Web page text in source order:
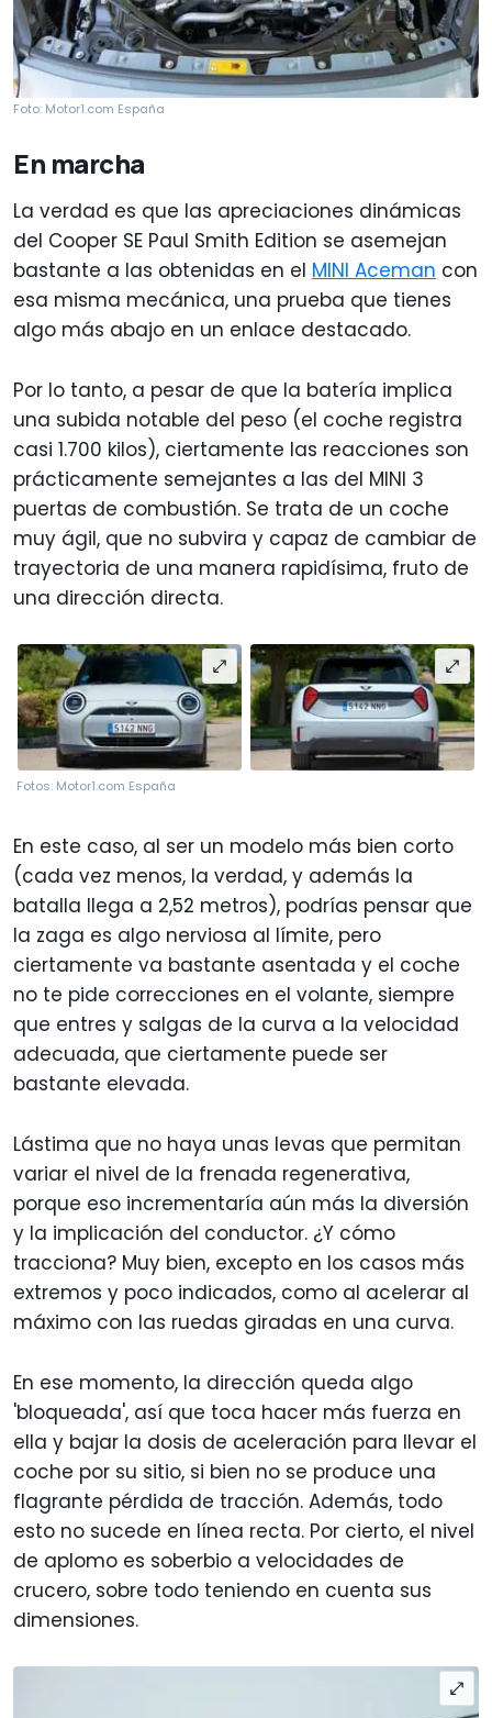
Foto: Motor1.com España
En marcha
La verdad es que las apreciaciones dinámicas
del Cooper SE Paul Smith Edition se asemejan
bastante a las obtenidas en el MINI Aceman con
esa misma mecánica, una prueba que tienes
algo más abajo en un enlace destacado.
Por lo tanto, a pesar de que la batería implica
una subida notable del peso (el coche registra
casi 1.700 kilos), ciertamente las reacciones son
prácticamente semejantes a las del MINI 3
puertas de combustión. Se trata de un coche
muy ágil, que no subvira y capaz de cambiar de
trayectoria de una manera rapidísima, fruto de
una dirección directa.
Fotos: Motor1.com España
En este caso, al ser un modelo más bien corto
(cada vez menos, la verdad, y además la
batalla llega a 2,52 metros), podrías pensar que
la zaga es algo nerviosa al límite, pero
ciertamente va bastante asentada y el coche
no te pide correcciones en el volante, siempre
que entres y salgas de la curva a la velocidad
adecuada, que ciertamente puede ser
bastante elevada.
Lástima que no haya unas levas que permitan
variar el nivel de la frenada regenerativa,
porque eso incrementaría aún más la diversión
y la implicación del conductor. ¿Y cómo
tracciona? Muy bien, excepto en los casos más
extremos y poco indicados, como al acelerar al
máximo con las ruedas giradas en una curva.
En ese momento, la dirección queda algo
'bloqueada', así que toca hacer más fuerza en
ella y bajar la dosis de aceleración para llevar el
coche por su sitio, si bien no se produce una
flagrante pérdida de tracción. Además, todo
esto no sucede en línea recta. Por cierto, el nivel
de aplomo es soberbio a velocidades de
crucero, sobre todo teniendo en cuenta sus
dimensiones.